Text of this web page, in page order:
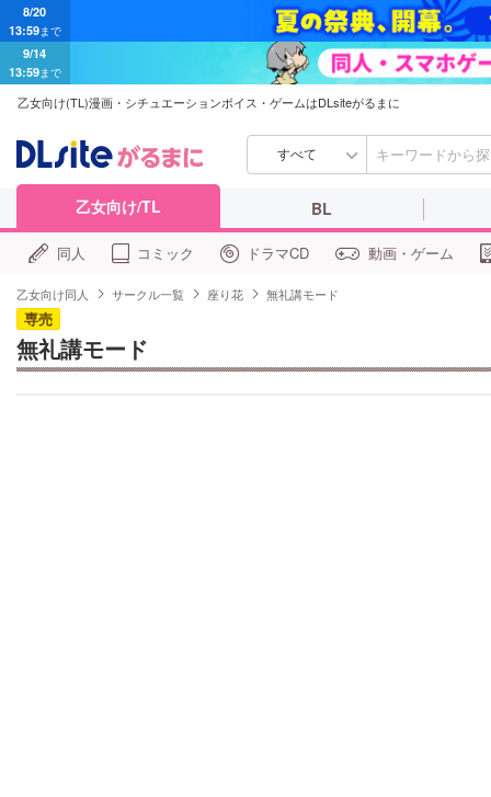
13:59まで
9/14
13:59まで
乙女向け(TL)漫画・シチュエーションボイス・ゲームはDLsiteがるまに
すべて
乙女向け/TL BL
同人 コミック ドラマCD 動画・ゲーム
乙女向け同人 サークル一覧 座り花 無礼講モード
専売
無礼講モード